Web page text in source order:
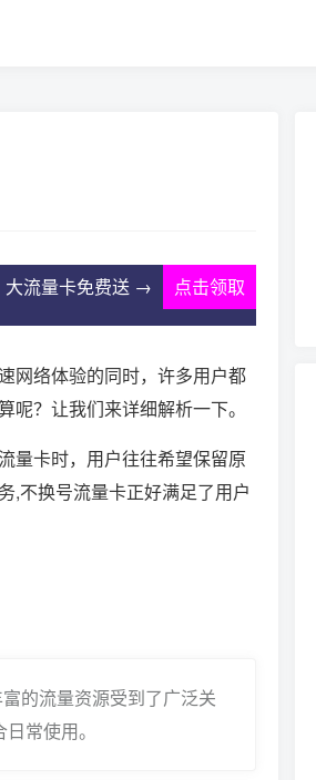
大流量卡免费送 → 点击领取
网络体验的同时，许多用户都
？让我们来详细解析一下。
量卡时，用户往往希望保留原
,不换号流量卡正好满足了用户
的流量资源受到了广泛关
常使用。